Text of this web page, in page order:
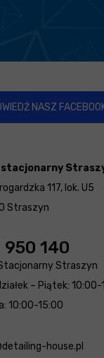
NASZ
stacjonarny
117, lok. U5
Straszyn
950 140
Straszyn
– Piątek: 10:00-
10:00-15:00
house.pl